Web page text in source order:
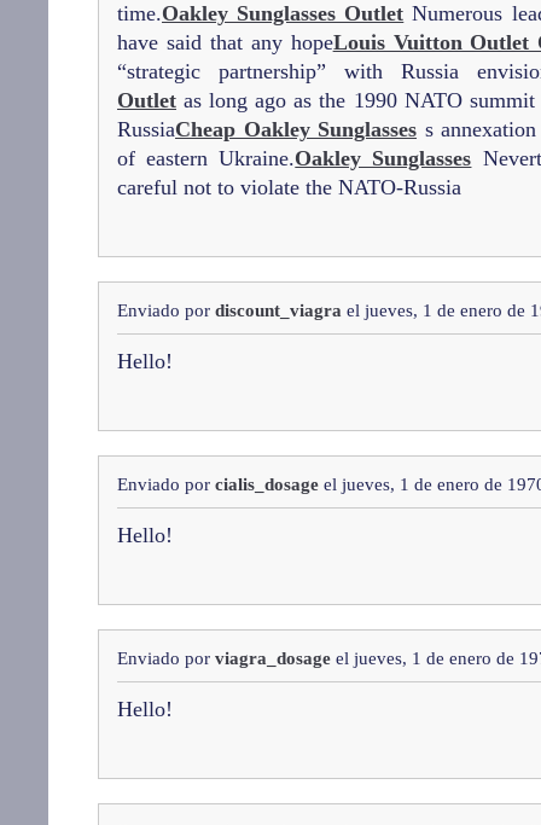
time.Oakley Sunglasses Outlet Numerous
have said that any hopeLouis Vuitton Outlet
“strategic partnership” with Russia
Outlet as long ago as the 1990 NATO
RussiaCheap Oakley Sunglasses s
of eastern Ukraine.Oakley Sunglasses
careful not to violate the NATO-Russia
Enviado por discount_viagra el jueves, 1 de enero de
Hello!
Enviado por cialis_dosage el jueves, 1 de enero de
Hello!
Enviado por viagra_dosage el jueves, 1 de enero de
Hello!